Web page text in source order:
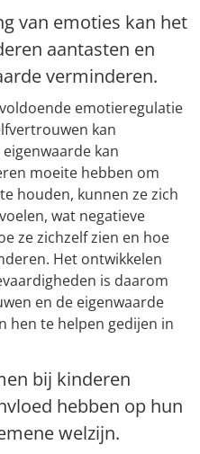
van emoties kan het
aantasten en
verminderen.
emotieregulatie
kan
kan
moeite hebben om
houden, kunnen ze zich
wat negatieve
ze zichzelf zien en hoe
Het ontwikkelen
is daarom
en de eigenwaarde
hen te helpen gedijen in
bij kinderen
hebben op hun
welzijn.